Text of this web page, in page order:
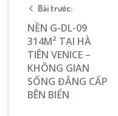
Bài trước:
NỀN G-DL-09
314M² TẠI HÀ
TIÊN VENICE –
KHÔNG GIAN
SỐNG ĐẲNG CẤP
BÊN BIỂN